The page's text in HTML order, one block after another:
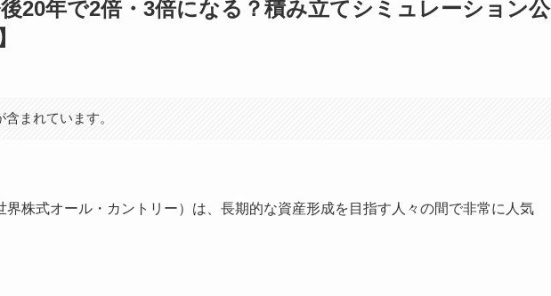
20年で2倍・3倍になる？積み立てシミュレーション公
まれています。
界株式オール・カントリー）は、長期的な資産形成を目指す人々の間で非常に人気